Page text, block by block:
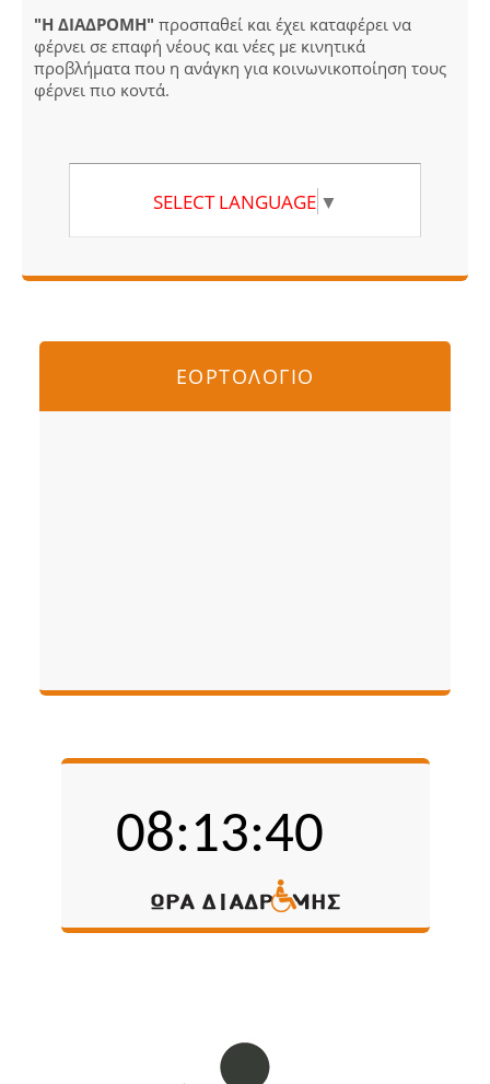
"Η ΔΙΑΔΡΟΜΗ" προσπαθεί και έχει καταφέρει να
φέρνει σε επαφή νέους και νέες με κινητικά
προβλήματα που η ανάγκη για κοινωνικοποίηση τους
φέρνει πιο κοντά.
SELECT LANGUAGE ▼
ΕΟΡΤΟΛΟΓΙΟ